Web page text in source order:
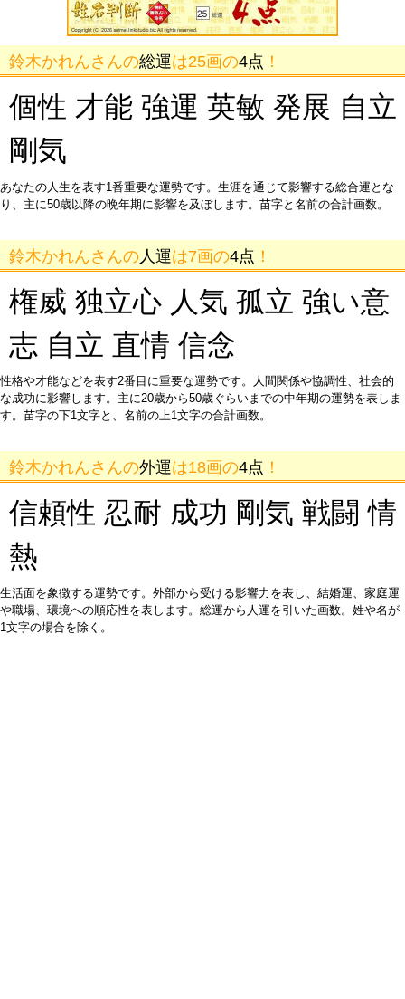
鈴木かれんさんの総運は25画の4点 ！
個性 才能 強運 英敏 発展 自立
剛気
あなたの人生を表す1番重要な運勢です。生涯を通じて影響する総合運とな
り、主に50歳以降の晩年期に影響を及ぼします。苗字と名前の合計画数。
鈴木かれんさんの 人運は7画の4点 ！
権威 独立心 人気 孤立 強い意
志 自立 直情 信念
性格や才能などを表す2番目に重要な運勢です。人間関係や協調性、社会的
な成功に影響します。主に20歳から50歳ぐらいまでの中年期の運勢を表しま
す。苗字の下1文字と、名前の上1文字の合計画数。
鈴木かれんさんの外運は18画の4点 ！
信頼性 忍耐 成功 剛気 戦闘 情
熱
生活面を象徴する運勢です。外部から受ける影響力を表し、結婚運、家庭運
や職場、環境への順応性を表します。総運から人運を引いた画数。姓や名が
1文字の場合を除く。